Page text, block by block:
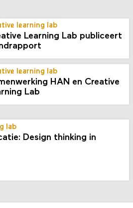
learning lab
Learning Lab publiceert
learning lab
HAN en Creative
Lab
lab
Design thinking in